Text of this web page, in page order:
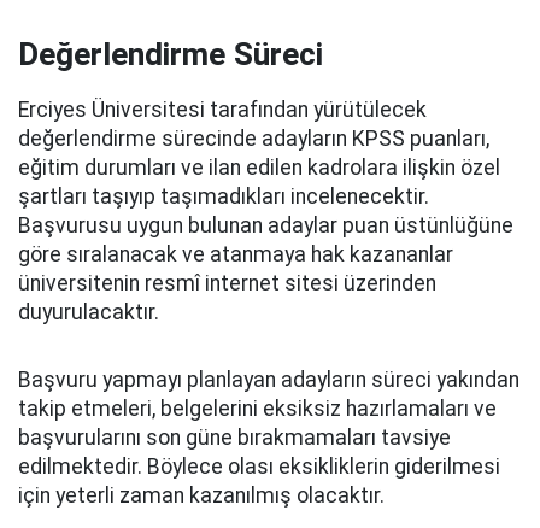
Değerlendirme Süreci
Erciyes Üniversitesi tarafından yürütülecek
değerlendirme sürecinde adayların KPSS puanları,
eğitim durumları ve ilan edilen kadrolara ilişkin özel
şartları taşıyıp taşımadıkları incelenecektir.
Başvurusu uygun bulunan adaylar puan üstünlüğüne
göre sıralanacak ve atanmaya hak kazananlar
üniversitenin resmî internet sitesi üzerinden
duyurulacaktır.
Başvuru yapmayı planlayan adayların süreci yakından
takip etmeleri, belgelerini eksiksiz hazırlamaları ve
başvurularını son güne bırakmamaları tavsiye
edilmektedir. Böylece olası eksikliklerin giderilmesi
için yeterli zaman kazanılmış olacaktır.